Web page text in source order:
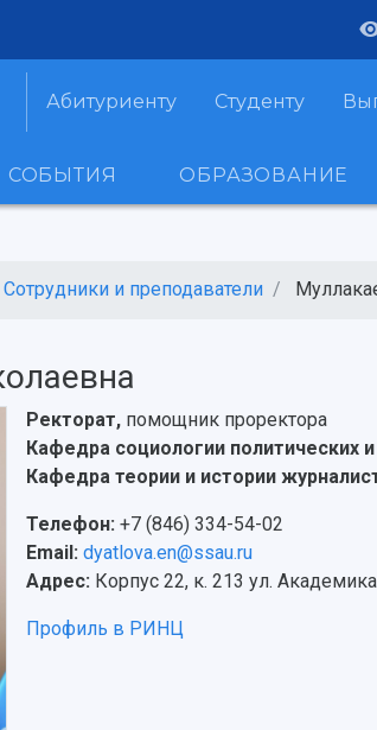
Абитуриенту Студенту
СОБЫТИЯ ОБРАЗОВАНИЕ
Сотрудники и преподаватели
Ректорат, помощник проректора
Кафедра социологии политических
Кафедра теории и истории
Телефон: +7 (846) 334-54-02
Email: dyatlova.en@ssau.ru
Адрес: Корпус 22, к. 213 ул.
Профиль в РИНЦ